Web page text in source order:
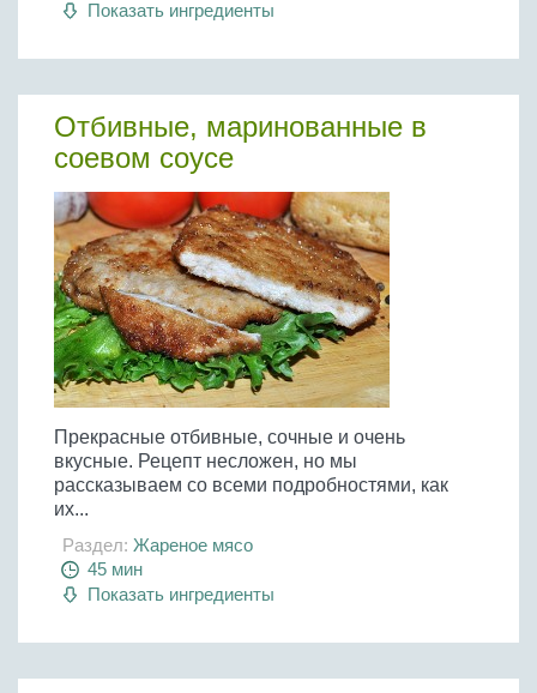
Показать ингредиенты
Отбивные, маринованные в
соевом соусе
Прекрасные отбивные, сочные и очень
вкусные. Рецепт несложен, но мы
рассказываем со всеми подробностями, как
их...
Раздел: Жареное мясо
45 мин
Показать ингредиенты